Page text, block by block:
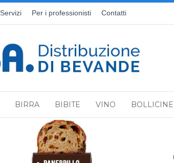
Servizi Per i professionisti Contatti
BIRRA BIBITE VINO BOLLICINE